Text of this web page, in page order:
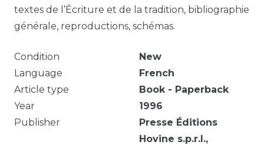
textes de l’Écriture et de la tradition, bibliographie
générale, reproductions, schémas.
Condition
New
Language
French
Article type
Book - Paperback
Year
1996
Publisher
Presse Éditions
Hovine s.p.r.l.,